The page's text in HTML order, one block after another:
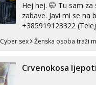
Hej hej. 🤭 Tu sam za
zabave. Javi mi se na
+385919123322
Whatsapp). 🤙 NE javljaj se na uzivo.
Hvala.
Cyber sex Ženska osoba traži
Crvenokosa